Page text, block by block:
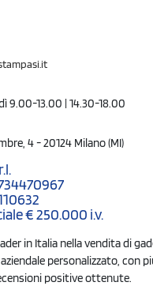
9.00-13.00 | 14.30-18.00
4 - 20124 Milano (MI)
€ 250.000 i.v.
in Italia nella vendita di
personalizzato, con
positive ottenute.